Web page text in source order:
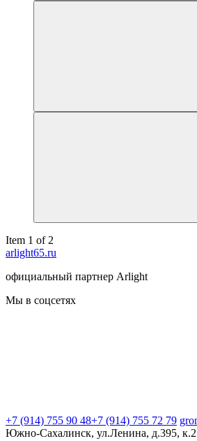
Item 1 of 2
arlight65.ru
официальный партнер Arlight
Мы в соцсетях
+7 (914) 755 90 48+7 (914) 755 72 79
Южно-Сахалинск, ул.Ленина, д.395, к.2